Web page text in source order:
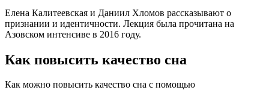
Елена Калитеевская и Даниил Хломов рассказывают о
признании и идентичности. Лекция была прочитана на
Азовском интенсиве в 2016 году.
Как повысить качество сна
Как можно повысить качество сна с помощью